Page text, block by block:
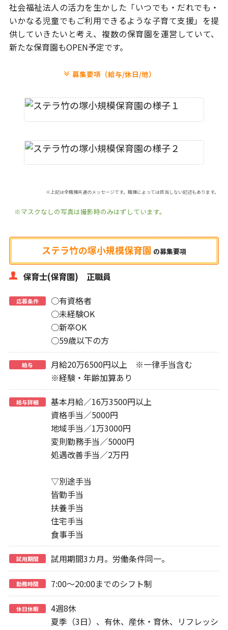
社会福祉法人の活力を生かした「いつでも・だれでも・
いかなる児童でもご利用できるような子育て支援」を提
供していきたいと考え、 複数の保育園を運営していて、
新たな保育園もOPEN予定です。
募集要項（給与/休日/他）
※上記は全職種共通のメッセージです。職種によっては該当しない記述もあります。
※マスクなしの写真は撮影時のみはずしています。
ステラ竹の塚小規模保育園 の募集要項
保育士(保育園) 正職員
応募条件
○有資格者
○未経験OK
○新卒OK
○59歳以下の方
給与
月給20万6500円以上 ※一律手当含む
※経験・年齢加算あり
給与詳細
基本月給／16万3500円以上
資格手当／5000円
地域手当／1万3000円
変則勤務手当／5000円
処遇改善手当／2万円
▽別途手当
皆勤手当
扶養手当
住宅手当
食事手当
試用期間 試用期間3カ月。労働条件同一。
勤務時間 7:00～20:00までのシフト制
休日休暇
4週8休
夏季（3日）、有休、産休・育休、リフレッシ